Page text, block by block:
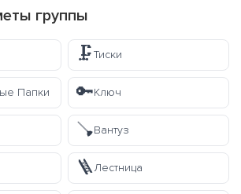
группы
🗜️Тиски
Папки 🔑Ключ
🪠Вантуз
🪜Лестница